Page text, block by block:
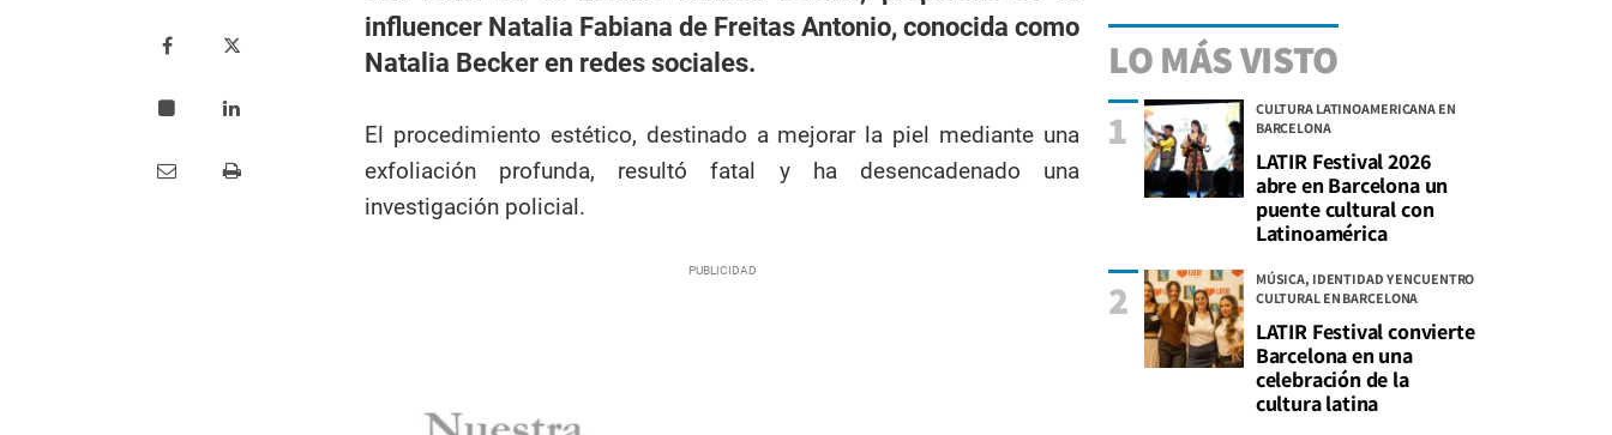
influencer Natalia Fabiana de Freitas Antonio, conocida como
Natalia Becker en redes sociales.
El procedimiento estético, destinado a mejorar la piel mediante una
exfoliación profunda, resultó fatal y ha desencadenado una
investigación policial.
LO MÁS VISTO
CULTURA LATINOAMERICANA EN
BARCELONA
LATIR Festival 2026
abre en Barcelona un
puente cultural con
Latinoamérica
1
MÚSICA, IDENTIDAD Y ENCUENTRO
CULTURAL EN BARCELONA
LATIR Festival convierte
Barcelona en una
celebración de la
cultura latina
2